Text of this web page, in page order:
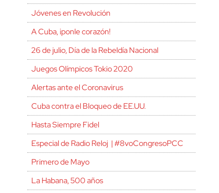
Jóvenes en Revolución
A Cuba, ¡ponle corazón!
26 de julio, Día de la Rebeldía Nacional
Juegos Olímpicos Tokio 2020
Alertas ante el Coronavirus
Cuba contra el Bloqueo de EE.UU.
Hasta Siempre Fidel
Especial de Radio Reloj | #8voCongresoPCC
Primero de Mayo
La Habana, 500 años